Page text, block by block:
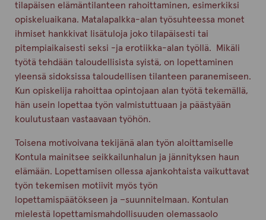
tilapäisen elämäntilanteen rahoittaminen, esimerkiksi
opiskeluaikana. Matalapalkka-alan työsuhteessa monet
ihmiset hankkivat lisätuloja joko tilapäisesti tai
pitempiaikaisesti seksi -ja erotiikka-alan työllä. Mikäli
työtä tehdään taloudellisista syistä, on lopettaminen
yleensä sidoksissa taloudellisen tilanteen paranemiseen.
Kun opiskelija rahoittaa opintojaan alan työtä tekemällä,
hän usein lopettaa työn valmistuttuaan ja päästyään
koulutustaan vastaavaan työhön.
Toisena motivoivana tekijänä alan työn aloittamiselle
Kontula mainitsee seikkailunhalun ja jännityksen haun
elämään. Lopettamisen ollessa ajankohtaista vaikuttavat
työn tekemisen motiivit myös työn
lopettamispäätökseen ja –suunnitelmaan. Kontulan
mielestä lopettamismahdollisuuden olemassaolo